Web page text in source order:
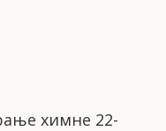
химне 22-